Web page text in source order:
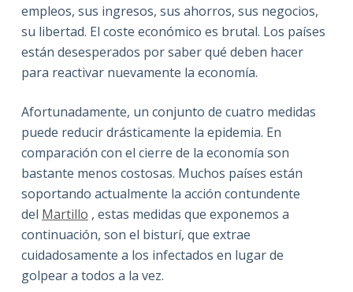
empleos, sus ingresos, sus ahorros, sus negocios,
su libertad. El coste económico es brutal. Los países
están desesperados por saber qué deben hacer
para reactivar nuevamente la economía.
Afortunadamente, un conjunto de cuatro medidas
puede reducir drásticamente la epidemia. En
comparación con el cierre de la economía son
bastante menos costosas. Muchos países están
soportando actualmente la acción contundente
del Martillo , estas medidas que exponemos a
continuación, son el bisturí, que extrae
cuidadosamente a los infectados en lugar de
golpear a todos a la vez.